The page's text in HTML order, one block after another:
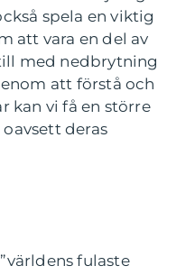
spela en viktig
att vara en del av
med nedbrytning
att förstå och
kan vi få en större
deras
fulaste